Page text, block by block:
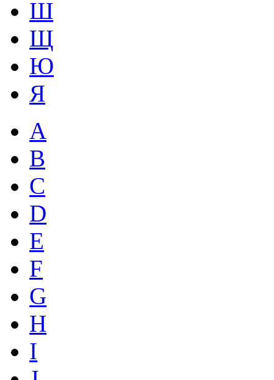
Ш
Щ
Ю
Я
A
B
C
D
E
F
G
H
I